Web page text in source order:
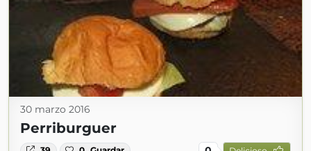
30 marzo 2016
Perriburguer